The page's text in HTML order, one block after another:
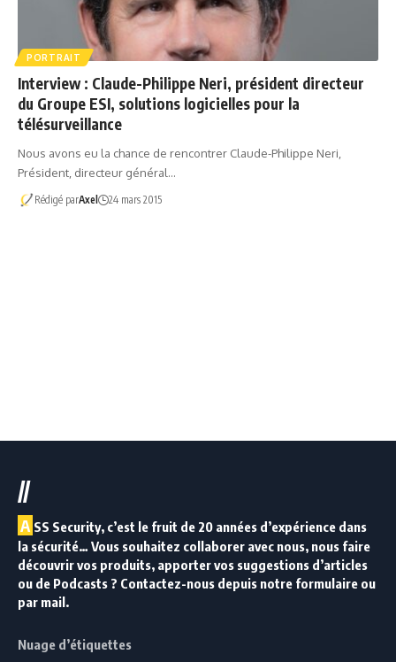
PORTRAIT
Interview : Claude-Philippe Neri, président directeur
du Groupe ESI, solutions logicielles pour la
télésurveillance
Nous avons eu la chance de rencontrer Claude-Philippe Neri,
Président, directeur général…
Rédigé parAxel 24 mars 2015
//
A SS Security, c’est le fruit de 20 années d’expérience dans
la sécurité… Vous souhaitez collaborer avec nous, nous faire
découvrir vos produits, apporter vos suggestions d’articles
ou de Podcasts ? Contactez-nous depuis notre formulaire ou
par mail.
Nuage d’étiquettes